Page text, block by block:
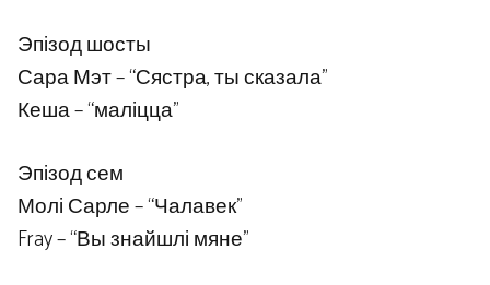
Эпізод шосты
Сара Мэт – “Сястра, ты сказала”
Кеша – “маліцца”
Эпізод сем
Молі Сарле – “Чалавек”
Fray – “Вы знайшлі мяне”